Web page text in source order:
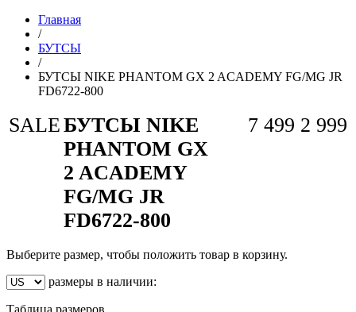
Главная
/
БУТСЫ
/
БУТСЫ NIKE PHANTOM GX 2 ACADEMY FG/MG JR
FD6722-800
SALEБУТСЫ NIKE
PHANTOM GX
2 ACADEMY
FG/MG JR
FD6722-800
7 499 2 999
Выберите размер, чтобы положить товар в корзину.
размеры в наличии:
Таблица размеров